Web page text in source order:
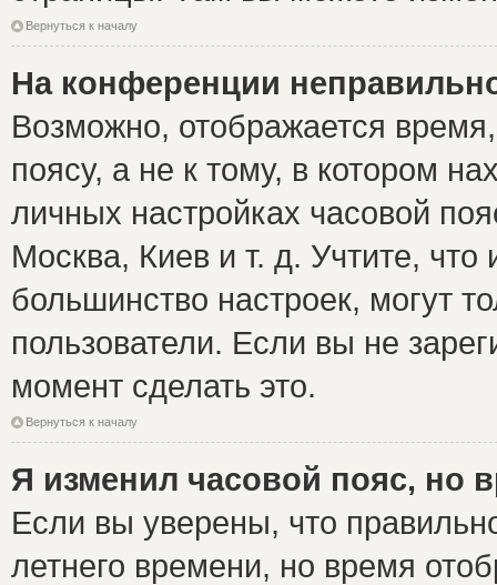
Вернуться к началу
На конференции
Возможно, отображается
поясу, а не к тому, в котором
личных настройках часовой
Москва, Киев и т. д. Учтите, что
большинство настроек, могут
пользователи. Если вы не
момент сделать это.
Вернуться к началу
Я изменил часовой пояс, но
Если вы уверены, что
летнего времени, но время